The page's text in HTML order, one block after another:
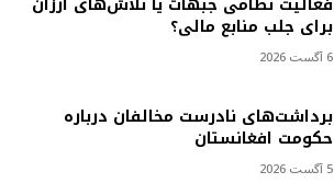
برای جلب منابع مالی؟
6 آگست 2026
برداشت‌های نادرست مخالفان درباره
حکومت افغانستان
5 آگست 2026